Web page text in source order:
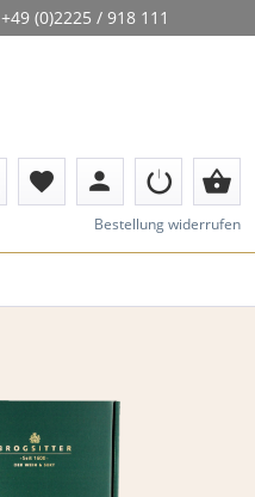
+49 (0)2225 / 918 111
favorite person shopping_basket
Bestellung widerrufen